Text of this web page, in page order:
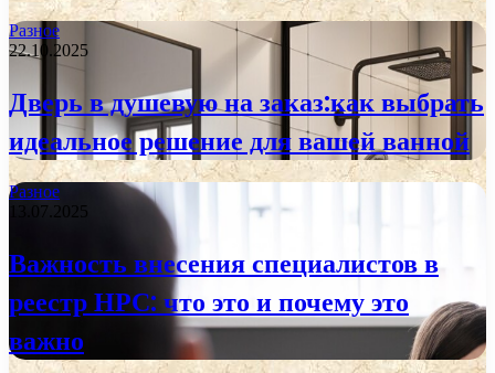
Разное
22.10.2025
Дверь в душевую на заказ:как выбрать
идеальное решение для вашей ванной
Разное
13.07.2025
Важность внесения специалистов в
реестр НРС: что это и почему это
важно